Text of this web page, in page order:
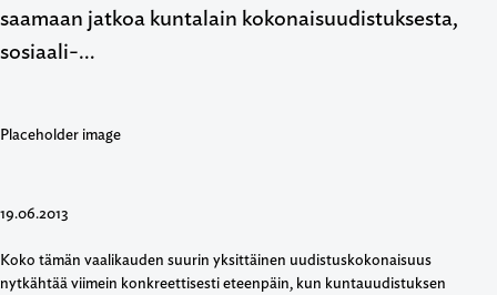
saamaan jatkoa kuntalain kokonaisuudistuksesta,
sosiaali-…
19.06.2013
Koko tämän vaalikauden suurin yksittäinen uudistuskokonaisuus
nytkähtää viimein konkreettisesti eteenpäin, kun kuntauudistuksen